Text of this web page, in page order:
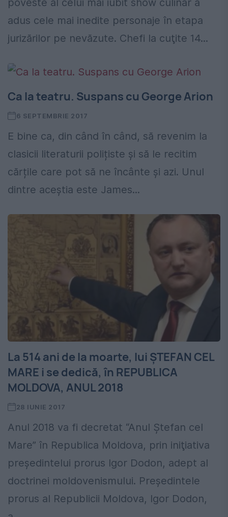
adus cele mai inedite personaje în etapa
jurizărilor pe nevăzute. Chefi la cuţite 14...
Ca la teatru. Suspans cu George Arion
6 SEPTEMBRIE 2017
E bine ca, din când în când, să revenim la
clasicii literaturii polițiste și să le recitim
cărțile care pot să ne încânte și azi. Unul
dintre aceștia este James...
La 514 ani de la moarte, lui ŞTEFAN CEL
MARE i se dedică, în REPUBLICA
MOLDOVA, ANUL 2018
28 IUNIE 2017
Anul 2018 va fi decretat “Anul Ştefan cel
Mare” în Republica Moldova, prin iniţiativa
preşedintelui prorus Igor Dodon, adept al
doctrinei moldovenismului. Președintele
prorus al Republicii Moldova, Igor Dodon,